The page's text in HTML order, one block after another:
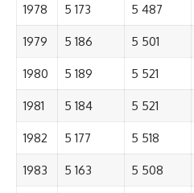
1978 5 173 5 487
1979 5 186 5 501
1980 5 189 5 521
1981 5 184 5 521
1982 5 177 5 518
1983 5 163 5 508